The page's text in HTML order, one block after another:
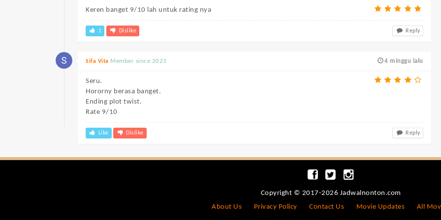
Keren banget 9/10 lah untuk rating nya
1 Dislike Reply
4 minggu lalu
Sifa Vita Member since 2023
Seru.
Hororny berasa banget.
Ending plot twist.
Rate 9/10
Like Dislike Reply
Copyright © 2017-2026 Jadwalnonton.com
About Us
Privacy Policy Contact Us Movie Updates All